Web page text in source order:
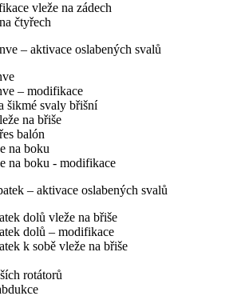
vleže na zádech
čtyřech
– aktivace oslabených svalů
– modifikace
šikmé svaly břišní
na břiše
balón
na boku
na boku - modifikace
– aktivace oslabených svalů
dolů vleže na břiše
dolů – modifikace
k sobě vleže na břiše
rotátorů